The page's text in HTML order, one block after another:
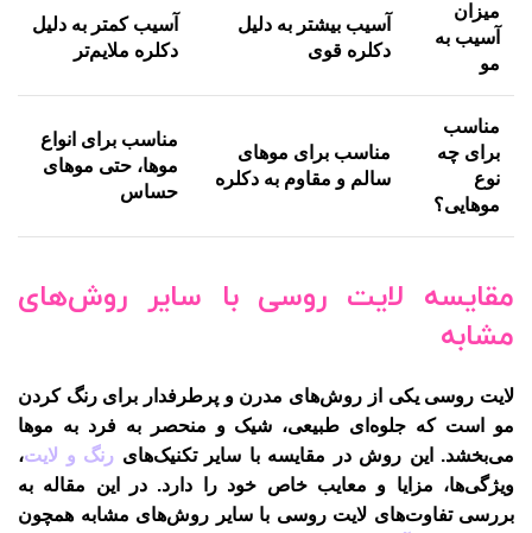
میزان
آسیب به
مو
آسیب بیشتر به دلیل
دکلره قوی
آسیب کمتر به دلیل
دکلره ملایم‌تر
مناسب
برای چه
نوع
موهایی؟
مناسب برای موهای
سالم و مقاوم به دکلره
مناسب برای انواع
موها، حتی موهای
حساس
مقایسه لایت روسی با سایر روش‌های
مشابه
لایت روسی یکی از روش‌های مدرن و پرطرفدار برای رنگ کردن
مو است که جلوه‌ای طبیعی، شیک و منحصر به فرد به موها
می‌بخشد. این روش در مقایسه با سایر تکنیک‌های رنگ و لایت،
ویژگی‌ها، مزایا و معایب خاص خود را دارد. در این مقاله به
بررسی تفاوت‌های لایت روسی با سایر روش‌های مشابه همچون